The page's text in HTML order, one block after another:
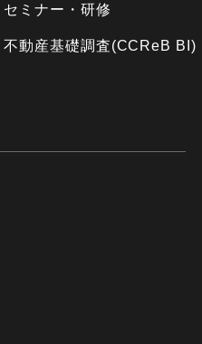
セミナー・研修
不動産基礎調査(CCReB BI)